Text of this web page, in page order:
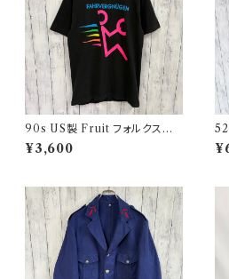
90s US製 Fruit フォルクスワ
ーゲン シングルステッチTシャツ
ヴィンテージTシャツ アド 企業
¥3,600
パ